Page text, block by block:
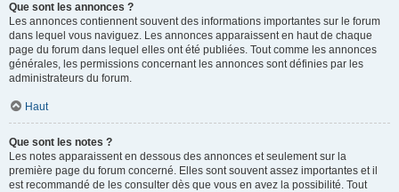
Que sont les annonces ?
Les annonces contiennent souvent des informations importantes sur le forum
dans lequel vous naviguez. Les annonces apparaissent en haut de chaque
page du forum dans lequel elles ont été publiées. Tout comme les annonces
générales, les permissions concernant les annonces sont définies par les
administrateurs du forum.
Haut
Que sont les notes ?
Les notes apparaissent en dessous des annonces et seulement sur la
première page du forum concerné. Elles sont souvent assez importantes et il
est recommandé de les consulter dès que vous en avez la possibilité. Tout